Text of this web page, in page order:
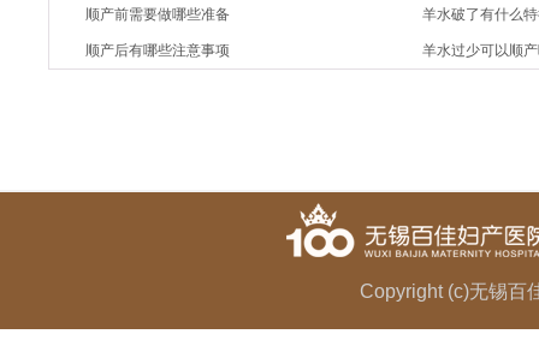
顺产前需要做哪些准备 羊水破了有什么
顺产后有哪些注意事项 羊水过少可以顺
Copyright (c)无锡百